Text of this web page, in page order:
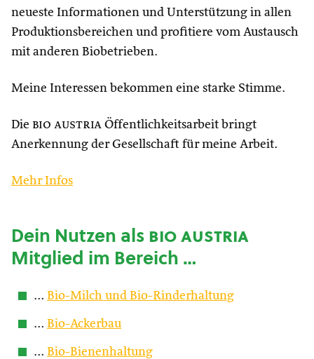
neueste Informationen und Unterstützung in allen
Produktionsbereichen und profitiere vom Austausch
mit anderen Biobetrieben.
Meine Interessen bekommen eine starke Stimme.
Die bio austria Öffentlichkeitsarbeit bringt
Anerkennung der Gesellschaft für meine Arbeit.
Mehr Infos
Dein Nutzen alsbio austria
Mitglied im Bereich …
… Bio-Milch und Bio-Rinderhaltung
… Bio-Ackerbau
… Bio-Bienenhaltung